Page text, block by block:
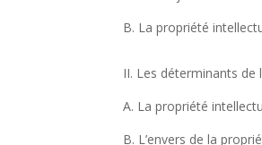
B. La propriété
II. Les déterminants
A. La propriété
B. L’envers de la